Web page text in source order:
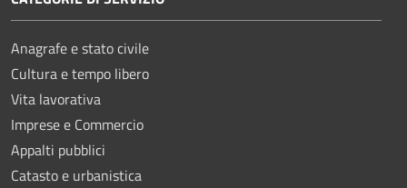
Anagrafe e stato civile
Cultura e tempo libero
Vita lavorativa
Imprese e Commercio
Appalti pubblici
Catasto e urbanistica